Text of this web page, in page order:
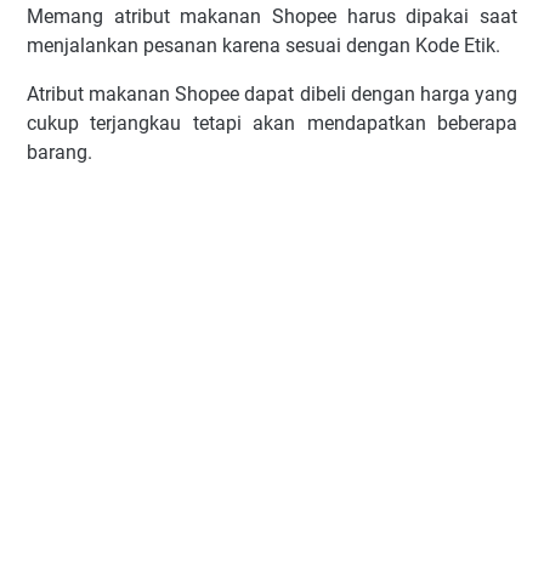
Memang atribut makanan Shopee harus dipakai saat
menjalankan pesanan karena sesuai dengan Kode Etik.
Atribut makanan Shopee dapat dibeli dengan harga yang
cukup terjangkau tetapi akan mendapatkan beberapa
barang.